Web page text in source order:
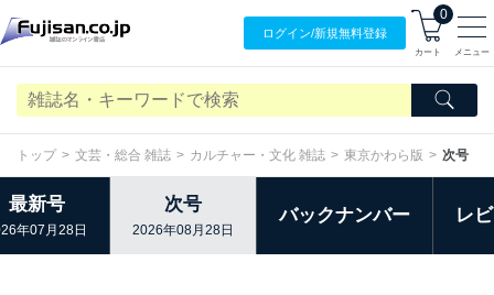
ログイン/新規無料登録
0
カート メニュー
トップ 文芸・総合 雑誌 カルチャー・文化 雑誌 東京かわら版 次号
最新号
年07月28日
次号
2026年08月28日
バックナンバー レ